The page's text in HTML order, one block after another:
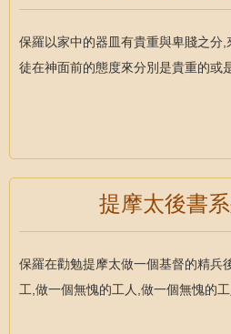
保羅以家中的器皿有貴重與卑賤之分
徒在神面前的態度來分別是貴重的或
提摩太後書
保羅在勸勉提摩太做一個基督的精兵
工,做一個無愧的工人,做一個無愧的